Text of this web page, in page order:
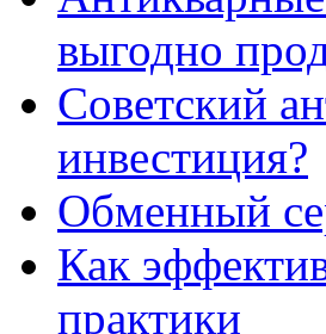
выгодно
Советский
инвестиция?
Обменный
Как
практики